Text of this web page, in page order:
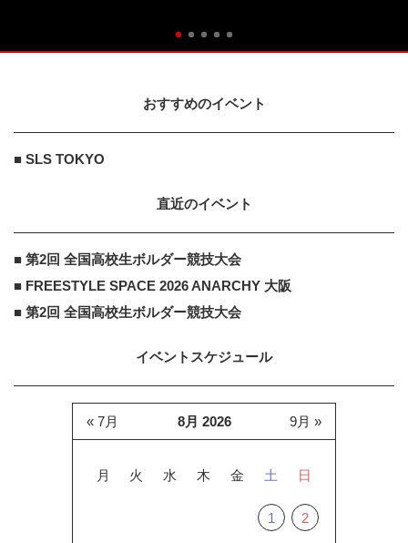
おすすめのイベント
■ SLS TOKYO
直近のイベント
■ 第2回 全国高校生ボルダー競技大会
■ FREESTYLE SPACE 2026 ANARCHY 大阪
■ 第2回 全国高校生ボルダー競技大会
イベントスケジュール
8月 2026
月 火 水 木 金 土 日
1 2
« 7月 9月 »